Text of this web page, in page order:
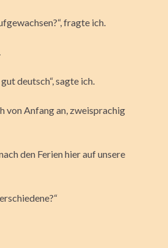
fragte ich.
deutsch“, sagte ich.
von Anfang an, zweisprachig
den Ferien hier auf unsere